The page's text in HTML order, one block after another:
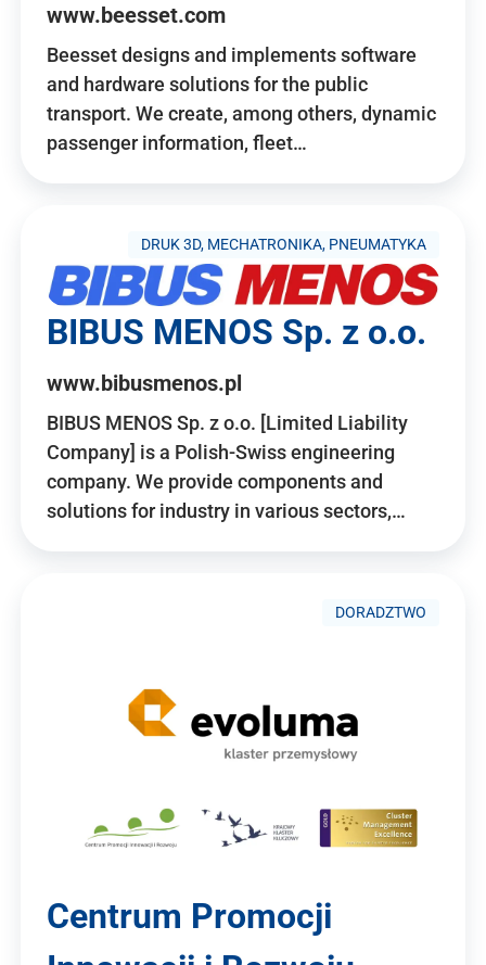
www.beesset.com
Beesset designs and implements software
and hardware solutions for the public
transport. We create, among others, dynamic
passenger information, fleet…
DRUK 3D, MECHATRONIKA, PNEUMATYKA
BIBUS MENOS Sp. z o.o.
www.bibusmenos.pl
BIBUS MENOS Sp. z o.o. [Limited Liability
Company] is a Polish-Swiss engineering
company. We provide components and
solutions for industry in various sectors,…
DORADZTWO
Centrum Promocji